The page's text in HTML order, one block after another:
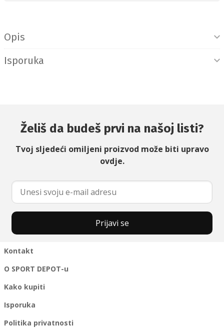
Opis
Isporuka
Želiš da budeš prvi na našoj listi?
Tvoj sljedeći omiljeni proizvod može biti upravo
ovdje.
Prijavi se
Kontakt
O SPORT DEPOT-u
Kako kupiti
Isporuka
Politika privatnosti